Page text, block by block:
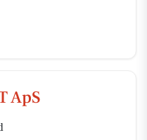
ApS